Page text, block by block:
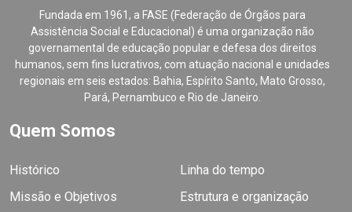
Fundada em 1961, a FASE (Federação de Órgãos para
Assistência Social e Educacional) é uma organização não
governamental de educação popular e defesa dos direitos
humanos, sem fins lucrativos, com atuação nacional e unidades
regionais em seis estados: Bahia, Espírito Santo, Mato Grosso,
Pará, Pernambuco e Rio de Janeiro.
Quem Somos
Histórico
Linha do tempo
Missão e Objetivos
Estrutura e organização